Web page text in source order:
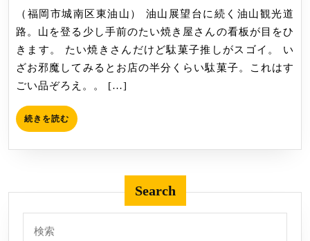
店
（福岡市城南区東油山） 油山展望台に続く油山観光道
路。山を登る少し手前のたい焼き屋さんの看板が目をひ
きます。 たい焼きさんだけど駄菓子推しがスゴイ。 い
ざお邪魔してみるとお店の半分くらい駄菓子。これはす
ごい品ぞろえ。。 […]
続きを読む 続
き
Search
索: